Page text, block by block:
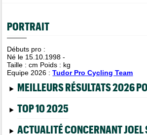
PORTRAIT
Débuts pro :
Né le 15.10.1998 -
Taille :cm Poids : kg
Equipe 2026 :Tudor Pro Cycling Team
MEILLEURS RÉSULTATS 2026
TOP 10 2025
ACTUALITÉ CONCERNANT JOEL